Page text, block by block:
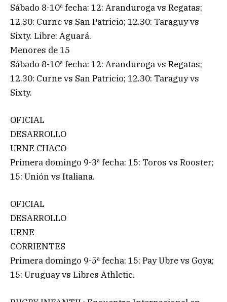
Sábado 8-10ª fecha: 12: Aranduroga vs Regatas;
12.30: Curne vs San Patricio; 12.30: Taraguy vs
Sixty. Libre: Aguará.
Menores de 15
Sábado 8-10ª fecha: 12: Aranduroga vs Regatas;
12.30: Curne vs San Patricio; 12.30: Taraguy vs
Sixty.
OFICIAL
DESARROLLO
URNE CHACO
Primera domingo 9-3ª fecha: 15: Toros vs Rooster;
15: Unión vs Italiana.
OFICIAL
DESARROLLO
URNE
CORRIENTES
Primera domingo 9-5ª fecha: 15: Pay Ubre vs Goya;
15: Uruguay vs Libres Athletic.